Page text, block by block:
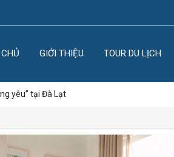
GIỚI THIỆU TOUR DU LỊCH
yêu” tại Đà Lạt